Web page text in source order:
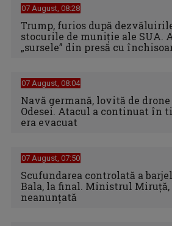
07 August, 08:28
Trump, furios după
stocurile de muniție ale SUA.
„sursele” din presă cu
07 August, 08:04
Navă germană, lovită de
Odesei. Atacul a continuat în
era evacuat
07 August, 07:50
Scufundarea controlată a
Bala, la final. Ministrul
neanunțată